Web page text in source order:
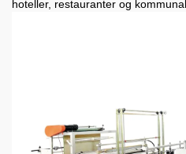
hoteller, restauranter og